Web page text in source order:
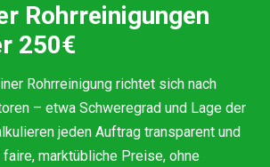
Rohrreinigungen
250€
Rohrreinigung richtet sich nach
– etwa Schweregrad und Lage der
jeden Auftrag transparent und
faire, marktübliche Preise, ohne